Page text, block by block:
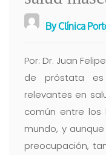
ByClínica
Por: Dr. Juan
de próstata
relevantes en
común entre
mundo, y
preocupación,